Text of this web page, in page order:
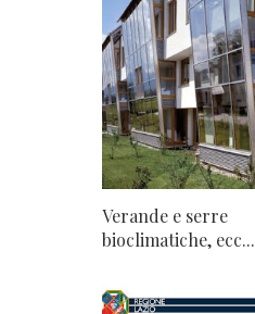
Verande e serre
bioclimatiche, ecc...